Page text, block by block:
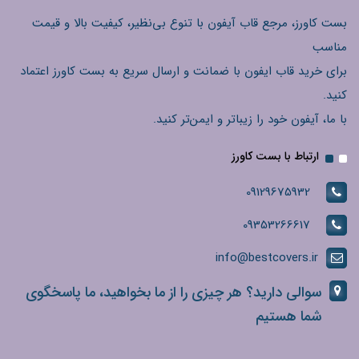
بست کاورز، مرجع قاب آیفون با تنوع بی‌نظیر، کیفیت بالا و قیمت
مناسب
برای خرید قاب ایفون با ضمانت و ارسال سریع به بست کاورز اعتماد
کنید.
با ما، آیفون خود را زیباتر و ایمن‌تر کنید.
ارتباط با بست کاورز
09129675932
09353266617
info@bestcovers.ir
سوالی دارید؟ هر چیزی را از ما بخواهید، ما پاسخگوی
شما هستیم